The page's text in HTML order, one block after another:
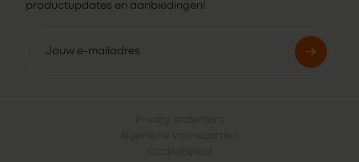
productupdates en aanbiedingen!